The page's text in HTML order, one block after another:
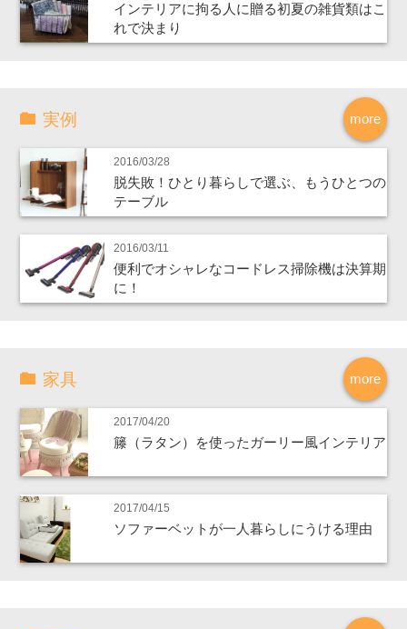
インテリアに拘る人に贈る初夏の雑貨類はこ
れで決まり
more
実例
2016/03/28
脱失敗！ひとり暮らしで選ぶ、もうひとつの
テーブル
2016/03/11
便利でオシャレなコードレス掃除機は決算期
に！
more
家具
2017/04/20
籐（ラタン）を使ったガーリー風インテリア
2017/04/15
ソファーベットが一人暮らしにうける理由